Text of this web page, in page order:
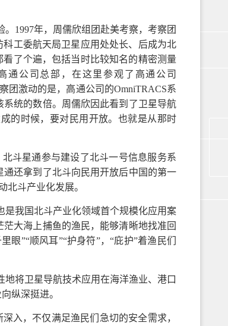
1997年，周儒欣组团赴美考察，考察团
工委航天局卫星应用处处长、后成为北
了个遍，包括当时比较知名的精密测量
通公司总部，在这里参观了高通公司
激动的是，高通公司的OmniTRACS系
统的数倍。周儒欣因此看到了卫星导航
的时候，要对民用开放。也就是从那时
斗星通参与建设了北斗一号信息服务系
还拿到了北斗向民用开放后中国的第一
斗产业化发展。
我国北斗产业化领域首个规模化应用案
大海上捕鱼的渔民，能够清晰地找准回
”“顺风耳”“护身符”，“庇护”着渔民们
将卫星导航技术应用在海洋渔业、港口
纵深挺进。
入，不仅满足渔民们急切的安全需求，